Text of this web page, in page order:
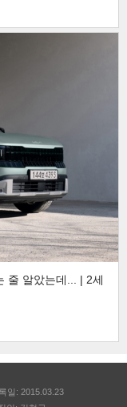
줄 알았는데... | 2세
일: 2015.03.23